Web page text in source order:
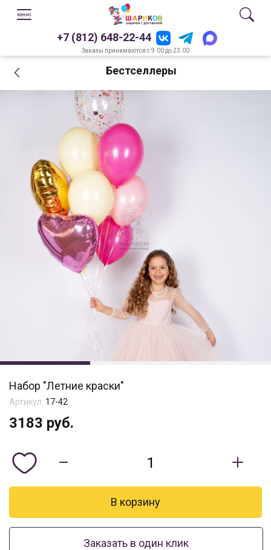
+7 (812) 648-22-44
Заказы принимаются с 9.00 до 23.00
Бестселлеры
Набор "Летние краски"
Артикул: 17-42
3183 руб.
Заказать в один клик